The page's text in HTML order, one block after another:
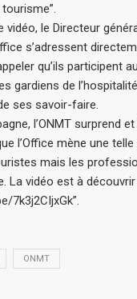
vidéo, le Directeur
s’adressent
qu’ils participent
gardiens de
ses savoir-faire.
l’ONMT surprend
l’Office mène une
mais les
La vidéo est à découvrir
7k3j2CIjxGk”.
ONMT